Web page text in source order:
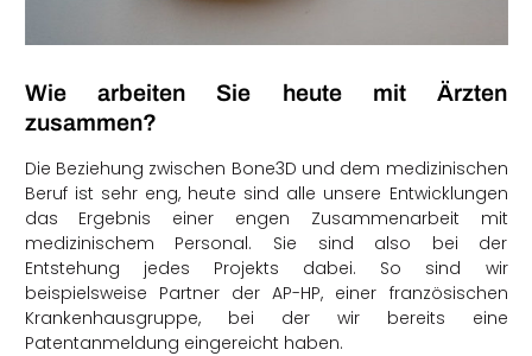
Wie arbeiten Sie heute mit Ärzten
zusammen?
Die Beziehung zwischen Bone3D und dem medizinischen
Beruf ist sehr eng, heute sind alle unsere Entwicklungen
das Ergebnis einer engen Zusammenarbeit mit
medizinischem Personal. Sie sind also bei der
Entstehung jedes Projekts dabei. So sind wir
beispielsweise Partner der AP-HP, einer französischen
Krankenhausgruppe, bei der wir bereits eine
Patentanmeldung eingereicht haben.